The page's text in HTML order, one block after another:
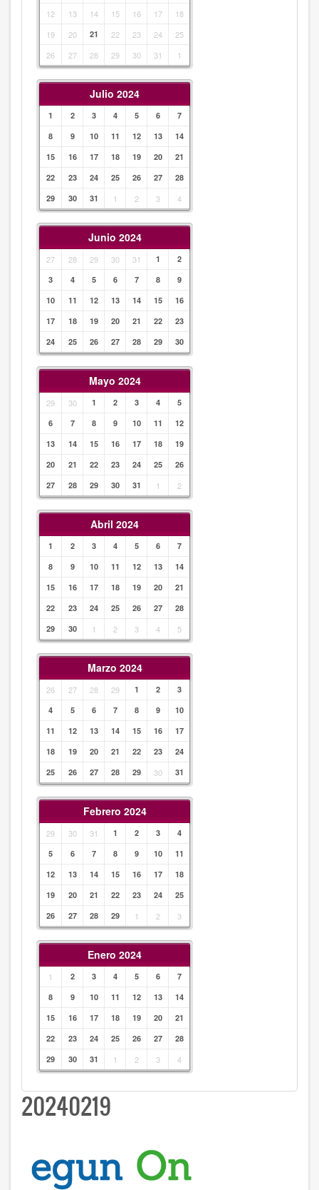
12
13 14 15 16 17
18
19
20 21 22 23 24
25
26
27 28 29 30 31 1
Julio 2024
1 2 3 4 5 6
7
8
9 10 11 12 13
14
15
16 17 18 19 20
21
22
23 24 25 26 27
28
29
30 31 1 2 3 4
Junio 2024
27 28 29 30 31 1
2
3
4 5 6 7 8
9
10
11 12 13 14 15
16
17
18 19 20 21 22
23
24
25 26 27 28 29 30
Mayo 2024
29 30 1 2 3 4
5
6
7 8 9 10 11
12
13
14 15 16 17 18
19
20
21 22 23 24 25
26
27
28 29 30 31 1 2
Abril 2024
1 2 3 4 5 6
7
8
9 10 11 12 13
14
15
16 17 18 19 20
21
22
23 24 25 26 27
28
29
30 1 2 3 4 5
Marzo 2024
26 27 28 29 1 2
3
4
5 6 7 8 9
10
11
12 13 14 15 16
17
18
19 20 21 22 23
24
25
26 27 28 29 30 31
Febrero 2024
29 30 31 1 2 3
4
5
6 7 8 9 10
11
12
13 14 15 16 17
18
19
20 21 22 23 24
25
26
27 28 29 1 2 3
Enero 2024
1 2 3 4 5 6
7
8
9 10 11 12 13
14
15
16 17 18 19 20
21
22
23 24 25 26 27
28
29
30 31 1 2 3 4
20240219